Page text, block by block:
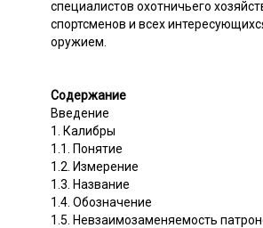
специалистов охотничьего
спортсменов и всех
оружием.
Содержание
Введение
1. Калибры
1.1. Понятие
1.2. Измерение
1.3. Название
1.4. Обозначение
1.5. Невзаимозаменяемость